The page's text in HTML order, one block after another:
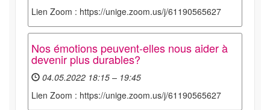
Lien Zoom : https://unige.zoom.us/j/61190565627
Nos émotions peuvent-elles nous aider à
devenir plus durables?
04.05.2022 18:15 – 19:45
Lien Zoom : https://unige.zoom.us/j/61190565627